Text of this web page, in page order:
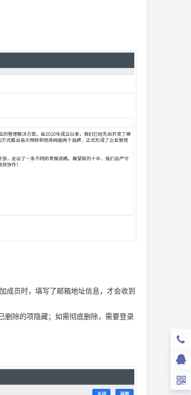
成员时，填写了邮箱地址信息，才会收到
删除的项隐藏；如需彻底删除，需要登录